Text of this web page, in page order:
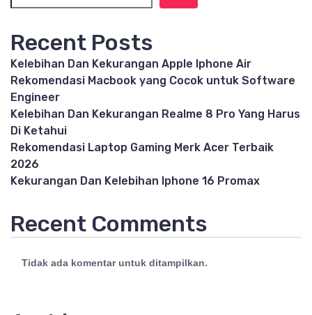
Recent Posts
Kelebihan Dan Kekurangan Apple Iphone Air
Rekomendasi Macbook yang Cocok untuk Software
Engineer
Kelebihan Dan Kekurangan Realme 8 Pro Yang Harus
Di Ketahui
Rekomendasi Laptop Gaming Merk Acer Terbaik
2026
Kekurangan Dan Kelebihan Iphone 16 Promax
Recent Comments
Tidak ada komentar untuk ditampilkan.